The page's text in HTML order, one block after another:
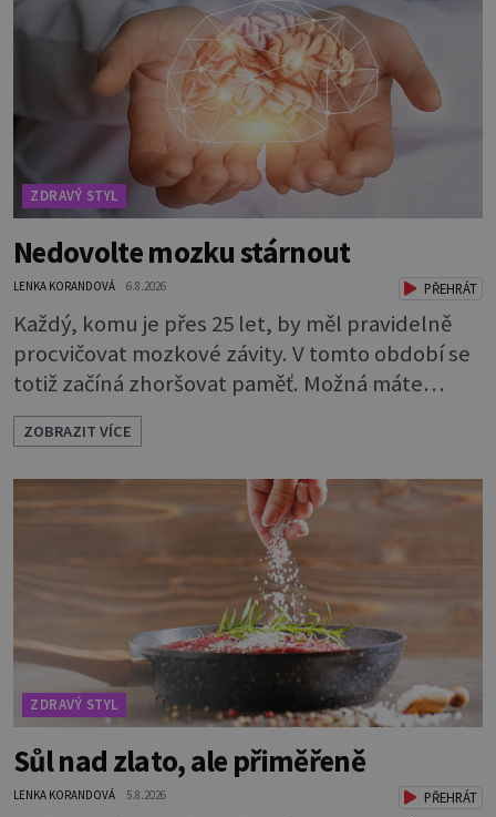
ZDRAVÝ STYL
Nedovolte mozku stárnout
LENKA KORANDOVÁ 6.8.2026 PŘEHRÁT
Každý, komu je přes 25 let, by měl pravidelně
procvičovat mozkové závity. V tomto období se
totiž začíná zhoršovat paměť. Možná máte
problém vzpomenout si na jméno kolegy z
práce. Nebo marně v paměti lovíte název
knížky, kterou jste nedávno přečetli. Je to
opravdu tak, s věkem jako kdyby se paměť
Procvičujte mozkové závity. Není to nijak slož
ZOBRAZIT VÍCE
ZDRAVÝ STYL
Sůl nad zlato, ale přiměřeně
LENKA KORANDOVÁ 5.8.2026 PŘEHRÁT